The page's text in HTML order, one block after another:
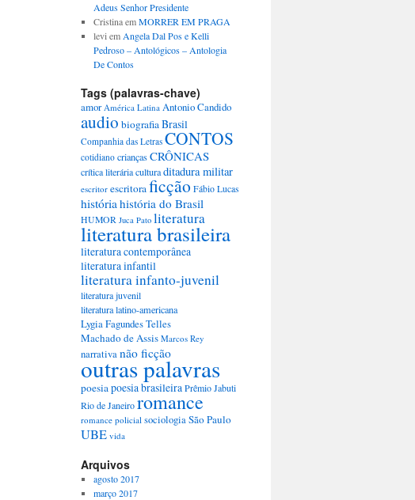
Adeus Senhor Presidente
CristinaemMORRER EM PRAGA
levi em Angela Dal Pos e Kelli
Pedroso – Antológicos – Antologia
De Contos
Tags (palavras-chave)
amor América Latina Antonio Candido
audio biografiaBrasil
Companhia das Letras CONTOS
cotidiano criançasCRÔNICAS
crítica literáriaculturaditadura militar
escritor escritoraficção Fábio Lucas
históriahistória do Brasil
HUMOR Juca Pato literatura
literatura brasileira
literatura contemporânea
literatura infantil
literatura infanto-juvenil
literatura juvenil
literatura latino-americana
Lygia Fagundes Telles
Machado de Assis Marcos Rey
narrativanão ficção
outras palavras
poesiapoesia brasileiraPrêmio Jabuti
Rio de Janeiroromance
romance policial sociologiaSão Paulo
UBE vida
Arquivos
agosto 2017
março 2017